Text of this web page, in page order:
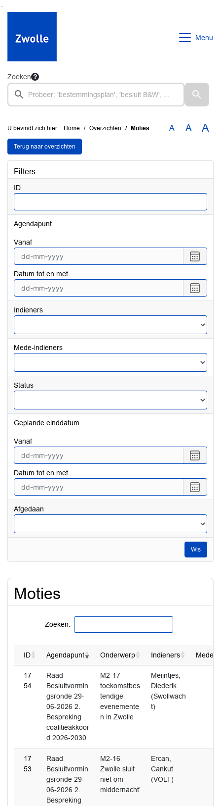
Ga naar de inhoud van deze pagina
Ga naar het zoeken
Ga naar het menu
Menu
Zoeken
U bevindt zich hier: Home Overzichten Moties A A A
Terug naar overzichten
Filters
ID
Agendapunt
vanaf
een
vanaf
Datum tot en met
een
tot
en
met
Indieners
Mede-indieners
Status
Geplande einddatum
vanaf
een
vanaf
Datum tot en met
een
tot
en
met
Afgedaan
Wis
Moties
Zoeken:
ID Agendapunt Onderwerp Indieners Mede-
17
54
Raad
Besluitvormin
gsronde 29-
06-2026 2.
Bespreking
coalitieakkoor
d 2026-2030
M2-17
toekomstbes
tendige
evenemente
n in Zwolle
Meijntjes,
Diederik
(Swollwach
t)
17
53
Raad
Besluitvormin
gsronde 29-
06-2026 2.
Bespreking
M2-16
Zwolle sluit
niet om
middernacht’
Ercan,
Cankut
(VOLT)